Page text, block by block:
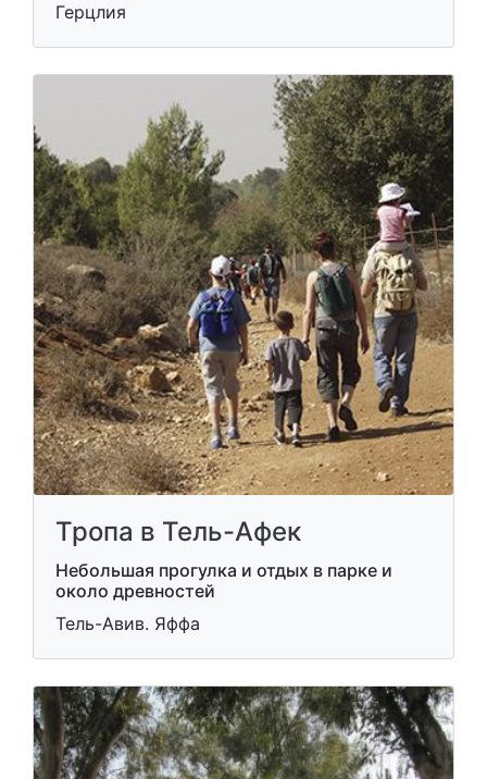
Герцлия
Тропа в Тель-Афек
Небольшая прогулка и отдых в парке и
около древностей
Тель-Авив. Яффа